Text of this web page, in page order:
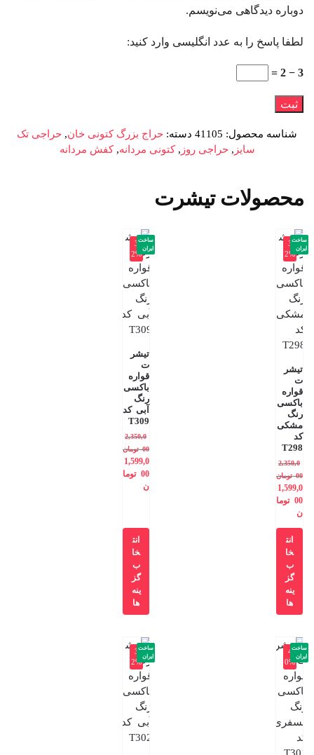
دوباره دیدگاهی می‌نویسم.
لطفا پاسخ را به عدد انگلیسی وارد کنید:
3 − 2 =
شناسه محصول: 41105 دسته: حراج بزرگ کتونی خان, حراجی تک
سایز , حراجی روز ,کتونی مردانه,کفش مردانه
محصولات تیشرت
-3
2%
تیشر
ت
قواره
باکسی
رنگ
مشکی
کد
T298
2,350,0
00 تومان
1,599,0
00 توما
ن
ساخت
ایران
انت
خا
ب
گز
ینه
ها
-3
2%
تیشر
ت
قواره
باکسی
رنگ
آبی کد
T309
2,350,0
00 تومان
1,599,0
00 توما
ن
ساخت
ایران
انت
خا
ب
گز
ینه
ها
-4
0%
ساخت
ایران
-3
2%
ساخت
ایران